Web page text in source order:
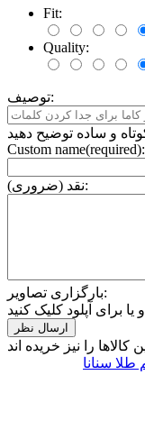
Fit:
Quality:
توصیف:
Custom name(required):
نقد (ضروری):
بارگزاری تصاویر: